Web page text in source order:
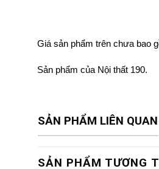
Giá sản phẩm trên chưa bao
Sản phẩm của Nội thất 190.
SẢN PHẨM LIÊN QUAN
SẢN PHẨM TƯƠNG